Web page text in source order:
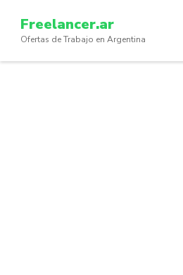
content
(Press
Freelancer.ar
Ofertas de Trabajo en Argentina